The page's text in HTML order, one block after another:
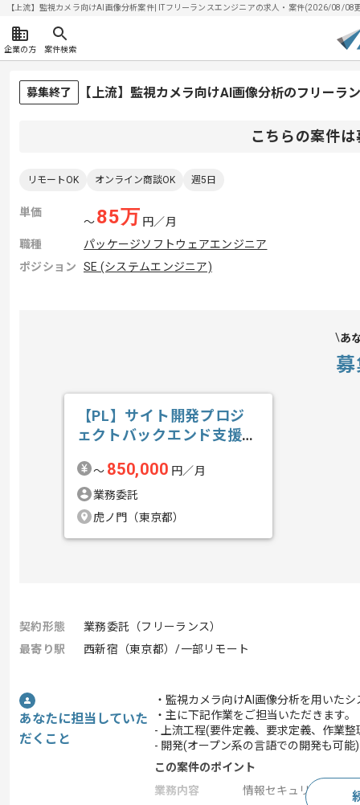
【上流】監視カメラ向けAI画像分析案件| ITフリーランスエンジニアの求人・案件(2026/08/08
企業の方 案件検索
募集終了 【上流】監視カメラ向けAI画像分析のフリーラ
こちらの案件
リモートOK オンライン商談OK 週5日
単価
〜85万 円／月
職種
パッケージソフトウェアエンジニア
ポジション
SE (システムエンジニア)
あ
【PL】サイト開発プロジ
ェクトバックエンド支援の
〜 850,000 円／月
業務委託
虎ノ門（東京都）
契約形態
業務委託（フリーランス）
最寄り駅
西新宿（東京都）/一部リモート
あなたに担当していた
だくこと
・監視カメラ向けAI画像分析を用いた
・主に下記作業をご担当いただきます。
- 上流工程(要件定義、要求定義、作業整
- 開発(オープン系の言語での開発も可能)
この案件のポイント
業務内容
情報セキュリティ